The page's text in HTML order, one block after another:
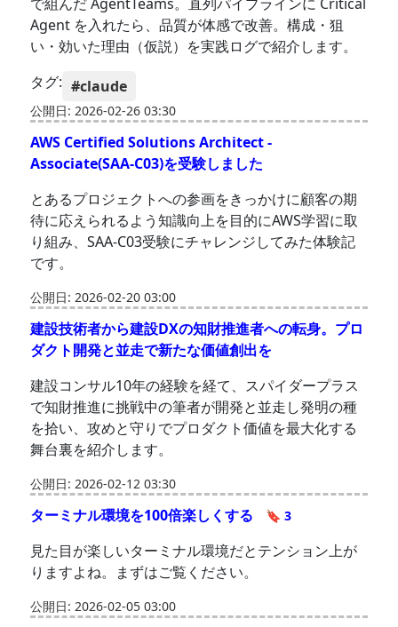
Agent を入れたら、品質が体感で改善。構成・狙
い・効いた理由（仮説）を実践ログで紹介します。
タグ: #claude
公開日: 2026-02-26 03:30
AWS Certified Solutions Architect -
Associate(SAA-C03)を受験しました
とあるプロジェクトへの参画をきっかけに顧客の期
待に応えられるよう知識向上を目的にAWS学習に取
り組み、SAA-C03受験にチャレンジしてみた体験記
です。
公開日: 2026-02-20 03:00
建設技術者から建設DXの知財推進者への転身。プロ
ダクト開発と並走で新たな価値創出を
建設コンサル10年の経験を経て、スパイダープラス
で知財推進に挑戦中の筆者が開発と並走し発明の種
を拾い、攻めと守りでプロダクト価値を最大化する
舞台裏を紹介します。
公開日: 2026-02-12 03:30
ターミナル環境を100倍楽しくする 🔖 3
見た目が楽しいターミナル環境だとテンション上が
りますよね。まずはご覧ください。
公開日: 2026-02-05 03:00